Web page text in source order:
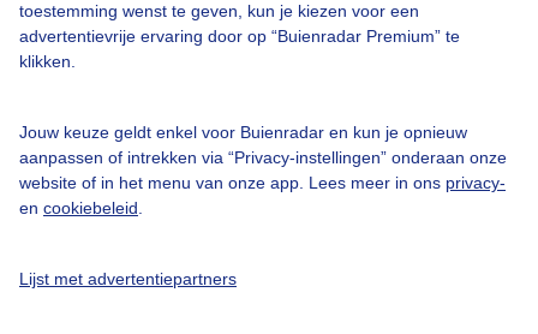
toestemming wenst te geven, kun je kiezen voor een
advertentievrije ervaring door op “Buienradar Premium” te
klikken.
Jouw keuze geldt enkel voor Buienradar en kun je opnieuw
aanpassen of intrekken via “Privacy-instellingen” onderaan onze
website of in het menu van onze app. Lees meer in ons privacy-
en cookiebeleid
Lijst met advertentiepartners
Gebruikersvoorwaarden
Adverteren
Privacy beleid
Cookie beleid